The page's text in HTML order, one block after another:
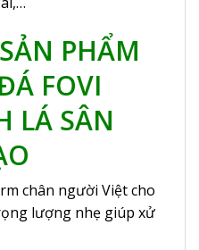
PHẨM
FOVI
LÁ SÂN
chân người Việt cho
lượng nhẹ giúp xử